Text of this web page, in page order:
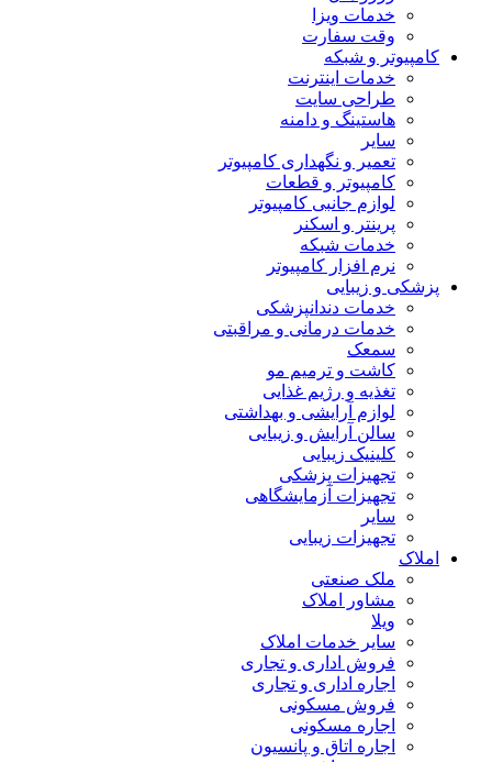
خدمات ویزا
وقت سفارت
کامپیوتر و شبکه
خدمات اینترنت
طراحی سایت
هاستینگ و دامنه
سایر
تعمیر و نگهداری کامپیوتر
کامپیوتر و قطعات
لوازم جانبی کامپیوتر
پرینتر و اسکنر
خدمات شبکه
نرم افزار کامپیوتر
پزشکی و زیبایی
خدمات دندانپزشکی
خدمات درمانی و مراقبتی
سمعک
کاشت و ترمیم مو
تغذیه و رژیم غذایی
لوازم آرایشی و بهداشتی
سالن آرایش و زیبایی
کلینیک زیبایی
تجهیزات پزشکی
تجهیزات آزمایشگاهی
سایر
تجهیزات زیبایی
املاک
ملک صنعتی
مشاور املاک
ویلا
سایر خدمات املاک
فروش اداری و تجاری
اجاره اداری و تجاری
فروش مسکونی
اجاره مسکونی
اجاره اتاق و پانسیون